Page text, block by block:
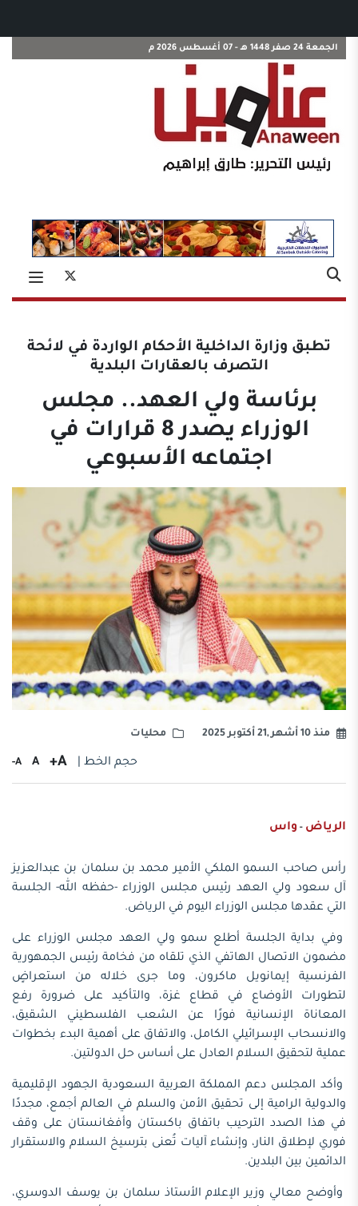
الجمعة 24 صفر 1448 هـ - 07 أغسطس 2026 م
تطبق وزارة الداخلية الأحكام الواردة في لائحة
التصرف بالعقارات البلدية
برئاسة ولي العهد.. مجلس
الوزراء يصدر 8 قرارات في
اجتماعه الأسبوعي
منذ 10 أشهر ,21 أكتوبر 2025 محليات
حجم الخط | A+
A
A-
الرياض - واس
رأس صاحب السمو الملكي الأمير محمد بن سلمان بن عبدالعزيز
آل سعود ولي العهد رئيس مجلس الوزراء -حفظه الله- الجلسة
التي عقدها مجلس الوزراء اليوم في الرياض.
وفي بداية الجلسة أطلع سمو ولي العهد مجلس الوزراء على
مضمون الاتصال الهاتفي الذي تلقاه من فخامة رئيس الجمهورية
الفرنسية إيمانويل ماكرون، وما جرى خلاله من استعراضٍ
لتطورات الأوضاع في قطاع غزة، والتأكيد على ضرورة رفع
المعاناة الإنسانية فورًا عن الشعب الفلسطيني الشقيق،
والانسحاب الإسرائيلي الكامل، والاتفاق على أهمية البدء بخطوات
عملية لتحقيق السلام العادل على أساس حل الدولتين.
وأكد المجلس دعم المملكة العربية السعودية الجهود الإقليمية
والدولية الرامية إلى تحقيق الأمن والسلم في العالم أجمع، مجددًا
في هذا الصدد الترحيب باتفاق باكستان وأفغانستان على وقف
فوري لإطلاق النار، وإنشاء آليات تُعنى بترسيخ السلام والاستقرار
الدائمين بين البلدين.
وأوضح معالي وزير الإعلام الأستاذ سلمان بن يوسف الدوسري،